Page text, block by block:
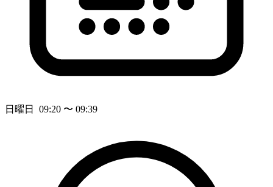
日曜日 09:20 〜 09:39